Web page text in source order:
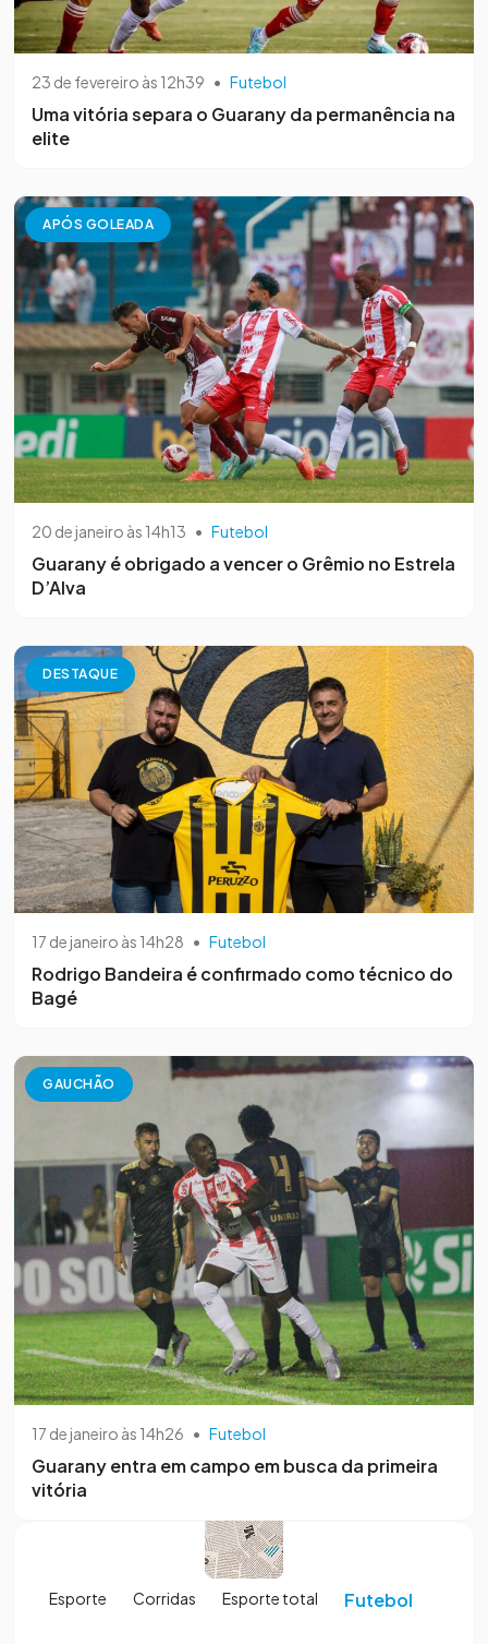
23 de fevereiro às 12h39 • Futebol
Uma vitória separa o Guarany da permanência na
elite
APÓS GOLEADA
20 de janeiro às 14h13 • Futebol
Guarany é obrigado a vencer o Grêmio no Estrela
D’Alva
DESTAQUE
17 de janeiro às 14h28 • Futebol
Rodrigo Bandeira é confirmado como técnico do
Bagé
GAUCHÃO
17 de janeiro às 14h26 • Futebol
Guarany entra em campo em busca da primeira
vitória
Esporte Corridas Esporte total Futebol